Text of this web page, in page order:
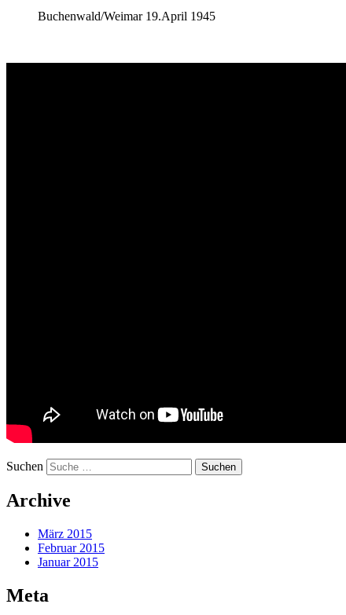
Buchenwald/Weimar 19.April 1945
Suchen
Archive
März 2015
Februar 2015
Januar 2015
Meta